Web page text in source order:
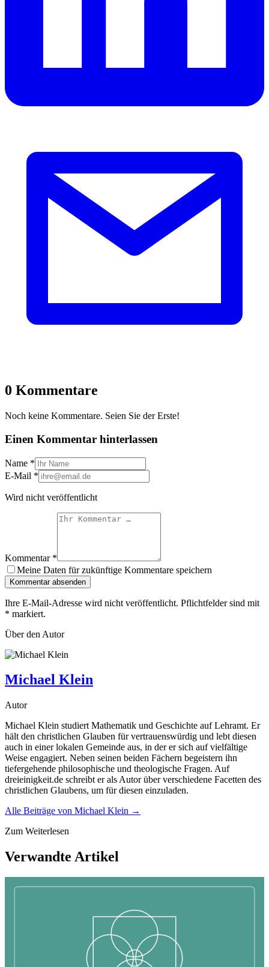
0 Kommentare
Noch keine Kommentare. Seien Sie der Erste!
Einen Kommentar hinterlassen
Name *
E-Mail *
Wird nicht veröffentlicht
Kommentar *
Meine Daten für zukünftige Kommentare speichern
Kommentar absenden
Ihre E-Mail-Adresse wird nicht veröffentlicht. Pflichtfelder sind mit
* markiert.
Über den Autor
Michael Klein
Autor
Michael Klein studiert Mathematik und Geschichte auf Lehramt. Er
hält den christlichen Glauben für vertrauenswürdig und lebt diesen
auch in einer lokalen Gemeinde aus, in der er sich auf vielfältige
Weise engagiert. Neben seinen beiden Fächern begeistern ihn
tiefergehende philosophische und theologische Fragen. Auf
dreieinigkeit.de schreibt er als Autor über verschiedene Facetten des
christlichen Glaubens, um für diesen einzuladen.
Alle Beiträge von Michael Klein →
Zum Weiterlesen
Verwandte Artikel